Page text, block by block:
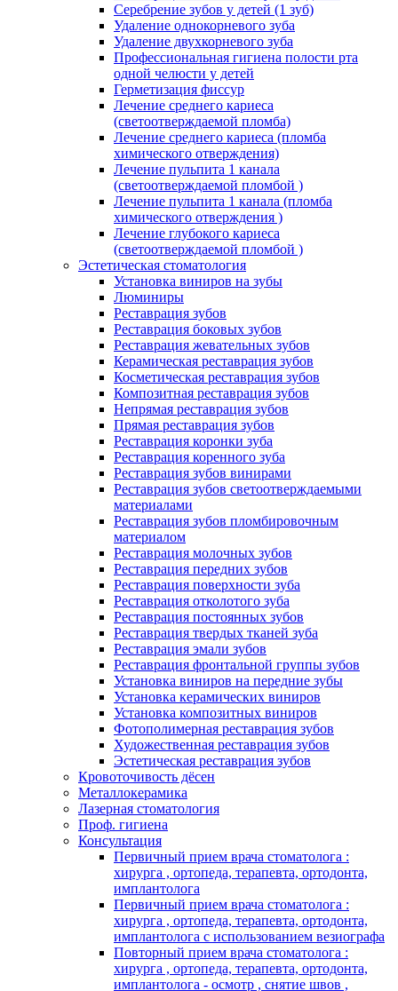
Серебрение зубов у детей (1 зуб)
Удаление однокорневого зуба
Удаление двухкорневого зуба
Профессиональная гигиена полости рта
одной челюсти у детей
Герметизация фиссур
Лечение среднего кариеса
(светоотверждаемой пломба)
Лечение среднего кариеса (пломба
химического отверждения)
Лечение пульпита 1 канала
(светоотверждаемой пломбой )
Лечение пульпита 1 канала (пломба
химического отверждения )
Лечение глубокого кариеса
(светоотверждаемой пломбой )
Эстетическая стоматология
Установка виниров на зубы
Люминиры
Реставрация зубов
Реставрация боковых зубов
Реставрация жевательных зубов
Керамическая реставрация зубов
Косметическая реставрация зубов
Композитная реставрация зубов
Непрямая реставрация зубов
Прямая реставрация зубов
Реставрация коронки зуба
Реставрация коренного зуба
Реставрация зубов винирами
Реставрация зубов светоотверждаемыми
материалами
Реставрация зубов пломбировочным
материалом
Реставрация молочных зубов
Реставрация передних зубов
Реставрация поверхности зуба
Реставрация отколотого зуба
Реставрация постоянных зубов
Реставрация твердых тканей зуба
Реставрация эмали зубов
Реставрация фронтальной группы зубов
Установка виниров на передние зубы
Установка керамических виниров
Установка композитных виниров
Фотополимерная реставрация зубов
Художественная реставрация зубов
Эстетическая реставрация зубов
Кровоточивость дёсен
Металлокерамика
Лазерная стоматология
Проф. гигиена
Консультация
Первичный прием врача стоматолога :
хирурга , ортопеда, терапевта, ортодонта,
имплантолога
Первичный прием врача стоматолога :
хирурга , ортопеда, терапевта, ортодонта,
имплантолога с использованием везиографа
Повторный прием врача стоматолога :
хирурга , ортопеда, терапевта, ортодонта,
имплантолога - осмотр , снятие швов ,